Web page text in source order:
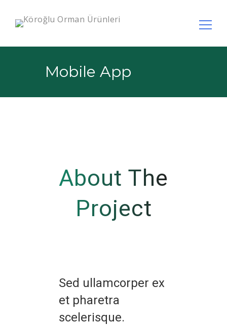
Arama:
Mobile App
About The
Project
Sed ullamcorper ex
et pharetra
scelerisque.